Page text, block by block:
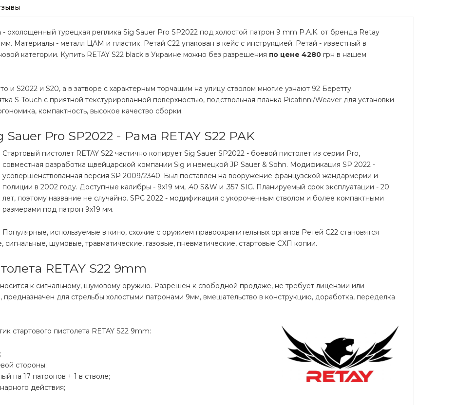
- охолощенный турецкая реплика Sig Sauer Pro SP2022 под холостой патрон 9 mm P.A.K. от бренда Retay
мм. Материалы - металл ЦАМ и пластик. Ретай С22 упакован в кейс с инструкцией. Ретай - известный в
категории. Купить RETAY S22 black в Украине можно без разрешения по цене 4280 грн в нашем
и S2022 и S20, а в затворе с характерным торчащим на улицу стволом многие узнают 92 Беретту.
S-Touch с приятной текстурированной поверхностью, подствольная планка Picatinni/Weaver для установки
компактность, высокое качество сборки.
Pro SP2022 - Рама RETAY S22 PAK
Стартовый пистолет RETAY S22 частично копирует Sig Sauer SP2022 - боевой пистолет из серии Pro,
совместная разработка щвейцарской компании Sig и немецкой JP Sauer & Sohn. Модификация SP 2022 -
усовершенствованная версия SP 2009/2340. Был поставлен на вооружение французской жандармерии и
полиции в 2002 году. Доступные калибры - 9x19 мм, .40 S&W и .357 SIG. Планируемый срок эксплуатации - 20
лет, поэтому название не случайно. SPC 2022 - модификация с укороченным стволом и более компактными
размерами под патрон 9х19 мм.
Популярные, используемые в кино, схожие с оружием правоохранительных органов Ретей С22 становятся
шумовые, травматические, газовые, пневматические, стартовые СХП копии.
RETAY S22 9mm
к сигнальному, шумовому оружию. Разрешен к свободной продаже, не требует лицензии или
для стрельбы холостыми патронами 9мм, вмешательство в конструкцию, доработка, переделка
стартового пистолета RETAY S22 9mm:
стороны;
на 17 патронов + 1 в стволе;
действия;